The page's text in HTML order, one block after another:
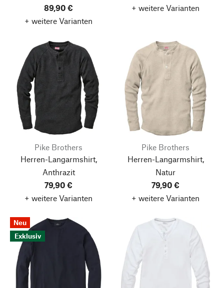
89,90 €
+ weitere Varianten
+ weitere Varianten
Pike Brothers
Herren-Langarmshirt,
Anthrazit
79,90 €
+ weitere Varianten
Pike Brothers
Herren-Langarmshirt,
Natur
79,90 €
+ weitere Varianten
Neu
Exklusiv